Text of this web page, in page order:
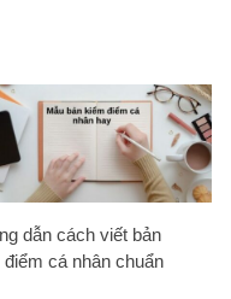
dẫn cách viết bản
điểm cá nhân chuẩn